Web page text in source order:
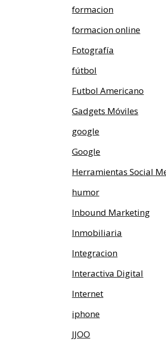
formacion
formacion online
Fotografía
fútbol
Futbol Americano
Gadgets Móviles
google
Google
Herramientas Social
humor
Inbound Marketing
Inmobiliaria
Integracion
Interactiva Digital
Internet
iphone
JJOO